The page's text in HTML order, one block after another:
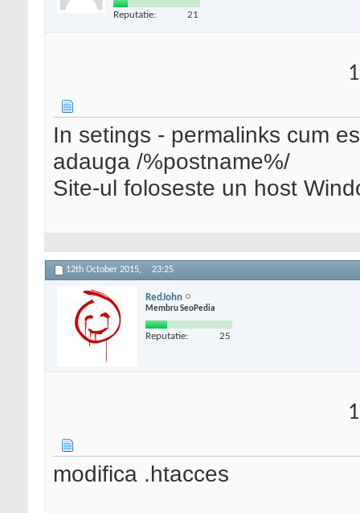
Reputatie: 21
In setings - permalinks cum
adauga /%postname%/
Site-ul foloseste un host
12th October 2015, 23:25
RedJohn
Membru SeoPedia
Reputatie: 25
modifica .htacces